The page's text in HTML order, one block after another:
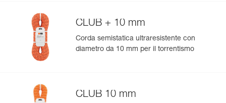
CLUB + 10 mm
Corda semistatica ultraresistente con
diametro da 10 mm per il torrentismo
CLUB 10 mm